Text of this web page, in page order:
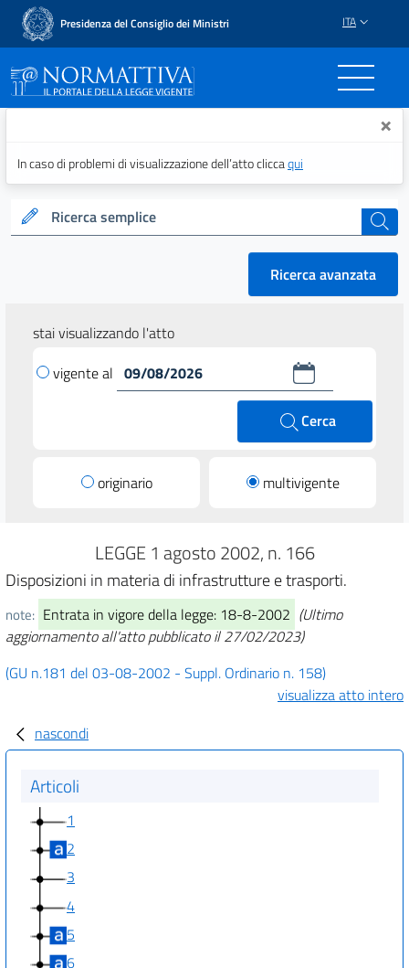
Presidenza del Consiglio dei Ministri ITA
Normattiva - Il portale ×
In caso di problemi di visualizzazione dell’atto cliccaqui
Ricerca semplice cerca
Ricerca avanzata
stai visualizzando l'atto
vigente al
Cerca
originario multivigente
LEGGE 1 agosto 2002, n. 166
Disposizioni in materia di infrastrutture e trasporti.
note: Entrata in vigore della legge: 18-8-2002 (Ultimo
aggiornamento all'atto pubblicato il 27/02/2023)
(GU n.181 del 03-08-2002 - Suppl. Ordinario n. 158)
visualizza atto intero
nascondi
Articoli
1
2
3
4
5
6